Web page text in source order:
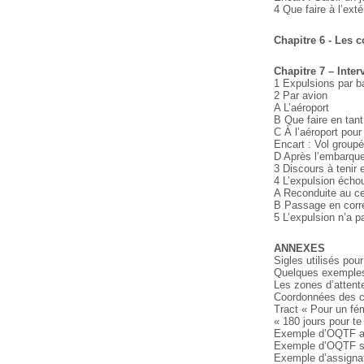
4 Que faire à
Chapitre 6 - Les
Chapitre 7 –
1 Expulsions par
2 Par avion
A L’aéroport
B Que faire en
C À l’aéroport
Encart : Vol groupé
D Après
3 Discours à tenir
4 L’expulsion
A Reconduite au
B Passage en
5 L’expulsion n’a
ANNEXES
Sigles utilisés
Quelques
Les zones
Coordonnées des
Tract « Pour un
« 180 jours pour
Exemple d’OQTF
Exemple d’OQTF
Exemple